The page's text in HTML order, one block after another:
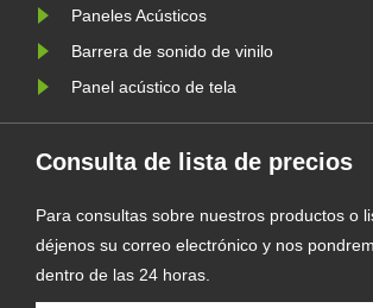
Paneles Acústicos
Barrera de sonido de vinilo
Panel acústico de tela
Consulta de lista de precios
Para consultas sobre nuestros productos o
déjenos su correo electrónico y nos
dentro de las 24 horas.